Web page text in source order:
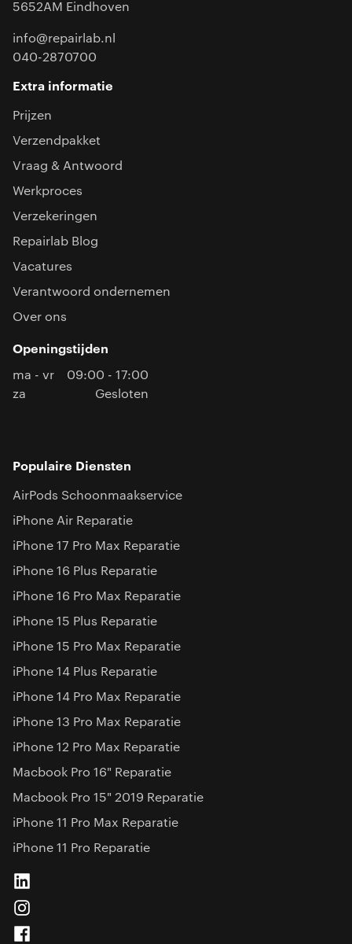
5652AM Eindhoven
info@repairlab.nl
040-2870700
Extra informatie
Prijzen
Verzendpakket
Vraag & Antwoord
Werkproces
Verzekeringen
Repairlab Blog
Vacatures
Verantwoord ondernemen
Over ons
Openingstijden
ma - vr
09:00 - 17:00
za
Gesloten
Populaire Diensten
AirPods Schoonmaakservice
iPhone Air Reparatie
iPhone 17 Pro Max Reparatie
iPhone 16 Plus Reparatie
iPhone 16 Pro Max Reparatie
iPhone 15 Plus Reparatie
iPhone 15 Pro Max Reparatie
iPhone 14 Plus Reparatie
iPhone 14 Pro Max Reparatie
iPhone 13 Pro Max Reparatie
iPhone 12 Pro Max Reparatie
Macbook Pro 16" Reparatie
Macbook Pro 15" 2019 Reparatie
iPhone 11 Pro Max Reparatie
iPhone 11 Pro Reparatie